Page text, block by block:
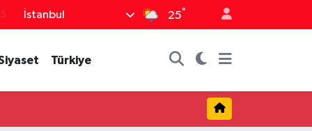
İstanbul 25°
Türkiye